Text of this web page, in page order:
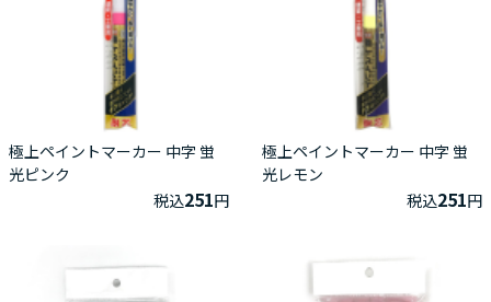
極上ペイントマーカー 中字 蛍
光ピンク
税込251円
極上ペイントマーカー 中字 蛍
光レモン
税込251円